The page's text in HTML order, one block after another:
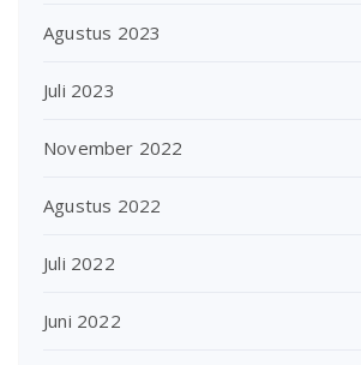
Agustus 2023
Juli 2023
November 2022
Agustus 2022
Juli 2022
Juni 2022